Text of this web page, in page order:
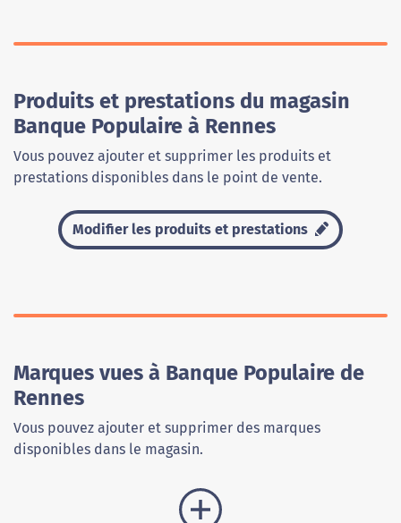
Produits et prestations du magasin
Banque Populaire à Rennes
Vous pouvez ajouter et supprimer les produits et
prestations disponibles dans le point de vente.
Modifier les produits et prestations
Marques vues à Banque Populaire de
Rennes
Vous pouvez ajouter et supprimer des marques
disponibles dans le magasin.